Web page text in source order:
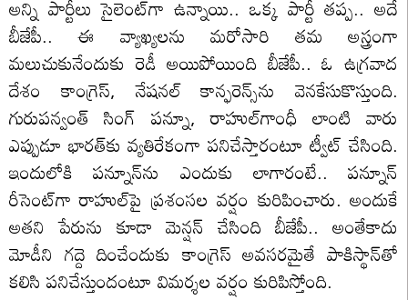
అన్ని పార్టీలు సైలెంట్‌గా ఉన్నాయి.. ఒక్క పార్టీ తప్ప.. అదే
బీజేపీ.. ఈ వ్యాఖ్యలను మరోసారి తమ అస్త్రంగా
మలుచుకునేందుకు రెడీ అయిపోయింది బీజేపీ.. ఓ ఉగ్రవాద
దేశం కాంగ్రెస్‌, నేషనల్‌ కాన్ఫరెన్స్‌ను వెనకేసుకొస్తుంది.
గురుపన్వంత్ సింగ్‌ పన్నూ, రాహుల్‌గాంధీ లాంటి వారు
ఎప్పుడూ భారత్‌కు వ్యతిరేకంగా పనిచేస్తారంటూ ట్వీట్ చేసింది.
ఇందులోకి పన్నూన్‌ను ఎందుకు లాగారంటే.. పన్నూన్‌
రీసెంట్‌గా రాహుల్‌పై ప్రశంసల వర్షం కురిపించారు. అందుకే
అతని పేరును కూడా మెన్షన్ చేసింది బీజేపీ.. అంతేకాదు
మోడీని గద్దె దించేందుకు కాంగ్రెస్ అవసరమైతే పాకిస్థాన్‌తో
కలిసి పనిచేస్తుందంటూ విమర్శల వర్షం కురిపిస్తోంది.